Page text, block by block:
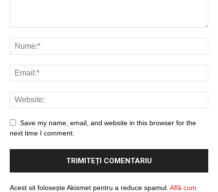
Save my name, email, and website in this browser for the
next time I comment.
Acest sit folosește Akismet pentru a reduce spamul. Află cum